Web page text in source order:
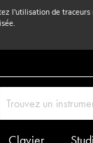
l'utilisation de